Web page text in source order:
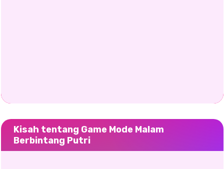
Kisah tentang Game Mode Malam
Berbintang Putri